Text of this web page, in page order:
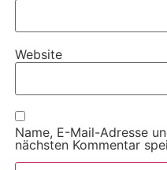
Website
Name, E-Mail-Adresse
nächsten Kommentar